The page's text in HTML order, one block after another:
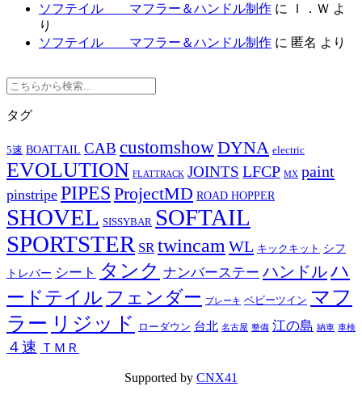
ソフテイル マフラー＆ハンドル制作 に Ｉ．Ｗ よ
り
ソフテイル マフラー＆ハンドル制作 に 匿名 より
タグ
5速 BOATTAIL CAB customshowDYNA electric
EVOLUTION FLATTRACK JOINTS LFCP MX paint
pinstripe PIPES ProjectMD ROAD HOPPER
SHOVEL SISSYBAR SOFTAIL
SPORTSTER SR twincamWL キックキット シフ
トレバー シート タンク ナンバーステー ハンドルハ
ードテイル フェンダー ブレーキ ベビーツイン マフ
ラー リジッド ローダウン 台北 名古屋 整備 江の島 納車 車検
４速 ＴＭＲ
Supported by CNX41